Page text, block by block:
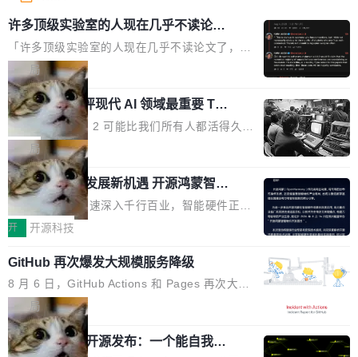
许多顶级实验室的人现在几乎不读论文
了
「许多顶级实验室的人现在几乎不读论文了，而
且他们认为 ICLR/ICML/NeurIPS 充斥着大量过
度宣传和欺诈。」 OpenAI 研究员 Keller Jorda
n 这条推文引发了广泛讨论。他不是在说风凉
话，他是说出了一个圈内人尽皆知但很少公开捅
破的事实。 Jordan 随后补充了一句软化声明：
「我不认为这些会议上大部分论文都在过度宣传
或造假。问题是，作为读者，如果你筛选出那些
看起来最令人兴奋的论文，那它们大部分都是过
度宣传的。」 这才是真正的痛点。不是所有论文
都有问题，是最吸引眼球的那批论文最有问题。
他引用的帖子来自 Mathew Shen，一位 ICLR 2
026 的读者：「看了篇 ...
局
xAI 前工程师评现代 AI 领域最重要 Top
3 开源项目
Flash Attention 2 可能比我们所有人都活得久。
这句话不是来自某个技术博客，而是出自 Hieu
Pham 的一条推文。Hieu Pham 是谁？他是 xAI
的早期工程师之一，在 Grok 训练基础设施团队
工作过。近日他在 X 上发了一条帖子，列出了他
认为现代 AI 领域最重要的三个开源项目。 第一
个名字毫无悬念：Flash Attention 2。 Hieu 的
理由很具体。FA 系列不需要解释，但 FA2 是他
认为最重要的一个——复杂度恰到好处，刚好能
驱动你去学 CuTe，但还没被那些"邪恶的" Hopp
er++ 优化所淹没，足够容易修改和适配。 更关
键的是 FA2 的持久性...
局
共商智能硬件发展新机遇 开源鸿蒙智能
硬件开发者日杭州站即将举行
随着万物智联加速深入千行百业，智能硬件正从
单点设备迈向智能化、网联化、协同化发展。作
鸿蒙通过统一技术底座和分布式能力，为不同类
型智能设备的开发、连接与互联提供关键支撑，
也为产业链企业探索产品创新与商业增长打开新
的空间。 8月14日，开源鸿蒙智能硬件开发者日
（OHDD：OpenHarmony Hardware Develope
开 开源科技
GitHub 再次爆发大规模服务降级
8 月 6 日，GitHub Actions 和 Pages 再次大规
模服务降级，Actions 完全不可用超过 5 小时，
webhook 停发，连自托管 runner 也因调度层故
障无法工作。Pages、Copilot code review、C
局
Prime Agent 开源发布：一个能自我改